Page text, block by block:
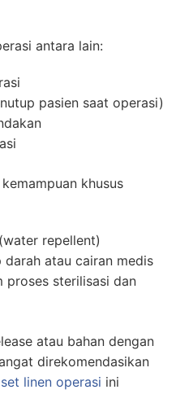
antara lain:
pasien saat operasi)
khusus
repellent)
atau cairan medis
proses sterilisasi dan
atau bahan dengan
direkomendasikan
set linen operasi ini